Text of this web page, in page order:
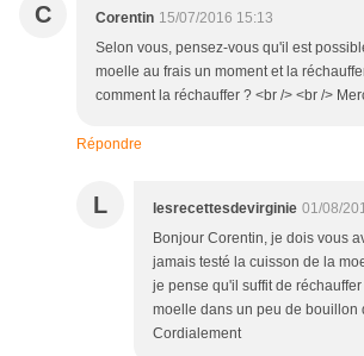
C Corentin 15/07/2016 15:13
Selon vous, pensez-vous qu'il est
moelle au frais un moment et la
comment la réchauffer ? <br /> <br />
Répondre
L lesrecettesdevirginie 01/08/
Bonjour Corentin, je dois vous
jamais testé la cuisson de la
je pense qu'il suffit de
moelle dans un peu de bouillon
Cordialement